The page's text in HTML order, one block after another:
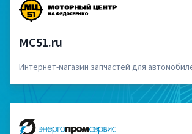
MC51.ru
Интернет-магазин запчастей для